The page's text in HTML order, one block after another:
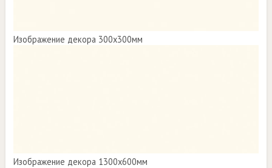
Изображение декора 300х300мм
Изображение декора 1300х600мм